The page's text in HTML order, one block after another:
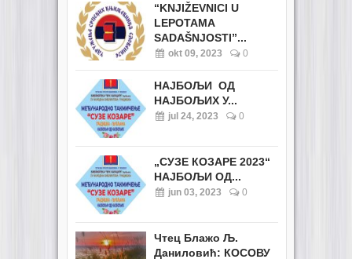
“KNJIŽEVNICI U
LEPOTAMA
SADAŠNJOSTI”...
okt 09, 2023 0
НАЈБОЉИ ОД
НАЈБОЉИХ У...
jul 24, 2023 0
„СУЗЕ КОЗАРЕ 2023“
НАЈБОЉИ ОД...
jun 03, 2023 0
Чтец Блажо Љ.
Даниловић: КОСОВУ